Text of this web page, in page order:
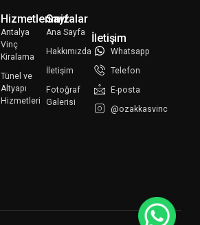
Hizmetlerimiz
Antalya
Vinç
Kiralama
Tünel ve
Altyapı
Hizmetleri
Sayfalar
Ana Sayfa
Hakkımızda
İletişim
Fotoğraf
Galerisi
İletişim
Whatsapp
Telefon
E-posta
@ozakkasvinc